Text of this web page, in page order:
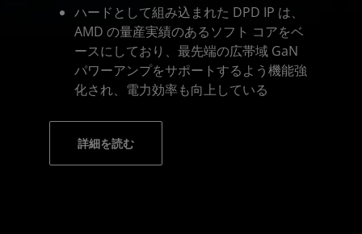
ハードとして組み込まれた DPD IP は、
AMD の量産実績のあるソフト コアをベ
ースにしており、最先端の広帯域 GaN
パワーアンプをサポートするよう機能強
化され、電力効率も向上している
詳細を読む